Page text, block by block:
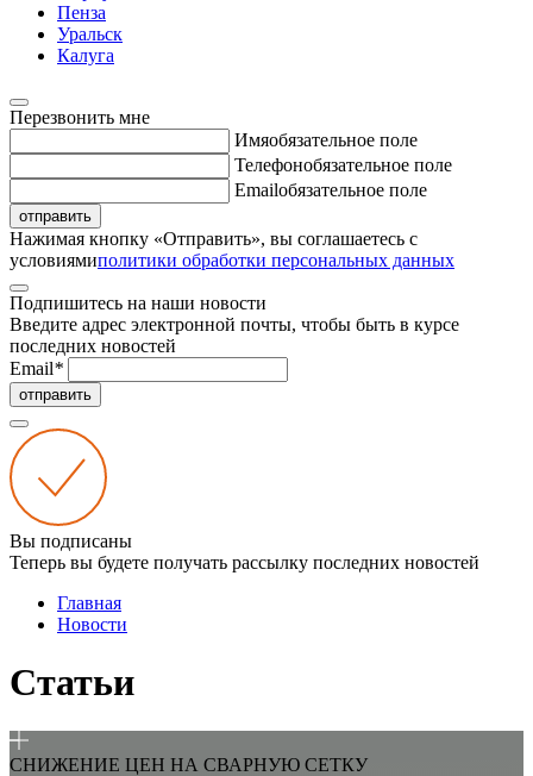
Пенза
Уральск
Калуга
Перезвонить мне
Имяобязательное поле
Телефонобязательное поле
Emailобязательное поле
отправить
Нажимая кнопку «Отправить», вы соглашаетесь с
условиямиполитики обработки персональных данных
Подпишитесь на наши новости
Введите адрес электронной почты, чтобы быть в курсе
последних новостей
Email*
отправить
Вы подписаны
Теперь вы будете получать рассылку последних новостей
Главная
Новости
Статьи
СНИЖЕНИЕ ЦЕН НА СВАРНУЮ СЕТКУ